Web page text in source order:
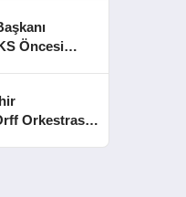
Öncesi
Orkestrası